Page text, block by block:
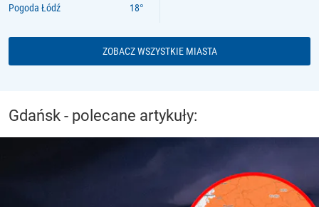
Pogoda Łódź
ZOBACZ WSZYSTKIE MIASTA
Gdańsk - polecane artykuły: